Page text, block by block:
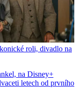
roli, divadlo na
na Disney+
letech od prvního